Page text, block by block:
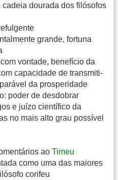
cadeia dourada dos filósofos
grande, fortuna
vontade, benefício da
capacidade de transmiti-
da prosperidade
poder de desdobrar
e juízo científico da
no mais alto grau possível
ao Timeu
como uma das maiores
corifeu